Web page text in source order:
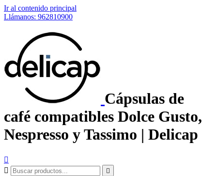
Ir al contenido principal
Llámanos: 962810900
Cápsulas de
café compatibles Dolce Gusto,
Nespresso y Tassimo | Delicap


